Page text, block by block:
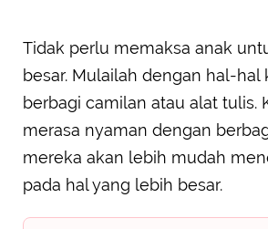
Tidak perlu memaksa anak
besar. Mulailah dengan hal-hal
berbagi camilan atau alat tulis.
merasa nyaman dengan
mereka akan lebih mudah
pada hal yang lebih besar.